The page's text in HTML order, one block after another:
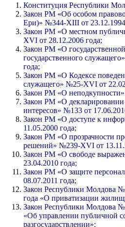
Конституция Республики
Закон РМ «Об особом
Ери)» №344-XIII от 23.12.1994
Закон РМ «О местном
XVI от 28.12.2006 года;
Закон РМ «О
государственного
года;
Закон РМ «О Кодексе
служащего» №25-XVI от
Закон РМ «О
Закон РМ «О
интересов» №133 от
Закон РМ «О доступе к
11.05.2000 года;
Закон РМ «О прозрачности
решений» №239-XVI от
Закон РМ «О свободе
23.04.2010 года;
Закон РМ «О защите
08.07.2011 года;
Закон Республики Молдова
года «О приватизации
Закон Республики Молдова
«Об управлении публичной
разгосударствлении»;